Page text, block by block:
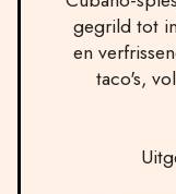
gegrild tot
en
taco's,